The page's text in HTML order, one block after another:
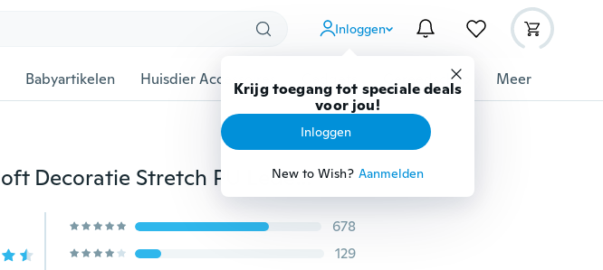
Inloggen
Krijg toegang tot speciale deals
voor jou!
Inloggen
New to Wish? Aanmelden
Babyartikelen Huisdier Accessoires Gereedschap Meer
1/2/4 STKS Thuis Stoel Cover Bruiloft Decoratie Stretch PU Lederen Spandex Eetkamerstoel Slipcovers
678
129